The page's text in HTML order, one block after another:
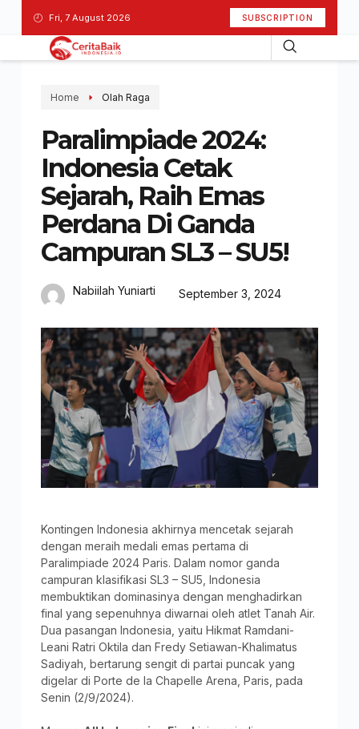
Fri, 7 August 2026 SUBSCRIPTION
Home Olah Raga
Paralimpiade 2024:
Indonesia Cetak
Sejarah, Raih Emas
Perdana Di Ganda
Campuran SL3 – SU5!
Nabiilah Yuniarti September 3, 2024
Kontingen Indonesia akhirnya mencetak sejarah
dengan meraih medali emas pertama di
Paralimpiade 2024 Paris. Dalam nomor ganda
campuran klasifikasi SL3 – SU5, Indonesia
membuktikan dominasinya dengan menghadirkan
final yang sepenuhnya diwarnai oleh atlet Tanah Air.
Dua pasangan Indonesia, yaitu Hikmat Ramdani-
Leani Ratri Oktila dan Fredy Setiawan-Khalimatus
Sadiyah, bertarung sengit di partai puncak yang
digelar di Porte de la Chapelle Arena, Paris, pada
Senin (2/9/2024).